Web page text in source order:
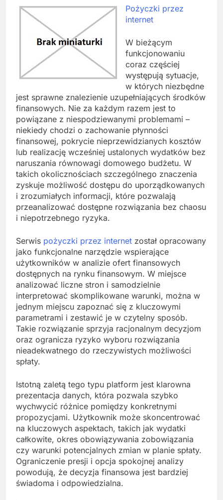
Pożyczki przez
internet
W bieżącym
funkcjonowaniu
coraz częściej
występują sytuacje,
w których niezbędne
jest sprawne znalezienie uzupełniających środków
finansowych. Nie za każdym razem jest to
powiązane z niespodziewanymi problemami –
niekiedy chodzi o zachowanie płynności
finansowej, pokrycie nieprzewidzianych kosztów
lub realizację wcześniej ustalonych wydatków bez
naruszania równowagi domowego budżetu. W
takich okolicznościach szczególnego znaczenia
zyskuje możliwość dostępu do uporządkowanych
i zrozumiałych informacji, które pozwalają
przeanalizować dostępne rozwiązania bez chaosu
i niepotrzebnego ryzyka.
Serwis pożyczki przez internet został opracowany
jako funkcjonalne narzędzie wspierające
użytkowników w analizie ofert finansowych
dostępnych na rynku finansowym. W miejsce
analizować liczne stron i samodzielnie
interpretować skomplikowane warunki, można w
jednym miejscu zapoznać się z kluczowymi
parametrami i zestawić je w czytelny sposób.
Takie rozwiązanie sprzyja racjonalnym decyzjom
oraz ogranicza ryzyko wyboru rozwiązania
nieadekwatnego do rzeczywistych możliwości
spłaty.
Istotną zaletą tego typu platform jest klarowna
prezentacja danych, która pozwala szybko
wychwycić różnice pomiędzy konkretnymi
propozycjami. Użytkownik może skoncentrować
na kluczowych aspektach, takich jak wydatki
całkowite, okres obowiązywania zobowiązania
czy warunki potencjalnych zmian w planie spłaty.
Ograniczenie presji i opcja spokojnej analizy
powodują, że decyzja finansowa jest bardziej
świadoma i odpowiedzialna.